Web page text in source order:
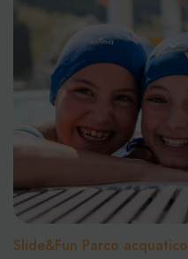
Slide&Fun Parco acquatico